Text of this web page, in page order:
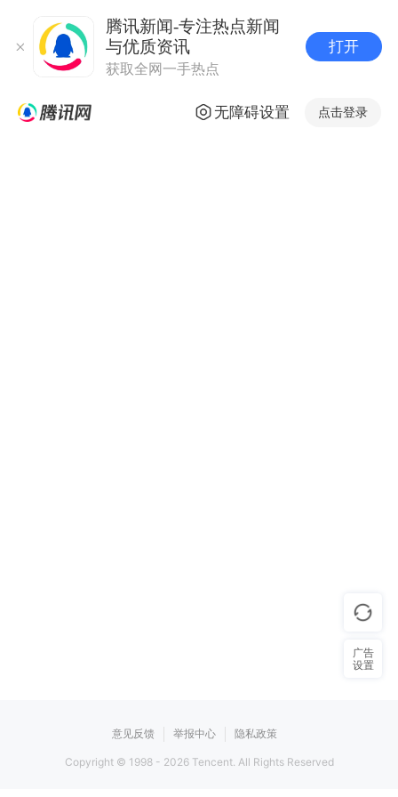
腾讯新闻-专注热点新闻
与优质资讯
获取全网一手热点
打开
无障碍设置 点击登录
意见反馈 举报中心 隐私政策
Copyright © 1998 - 2026Tencent. All Rights Reserved
广告
设置